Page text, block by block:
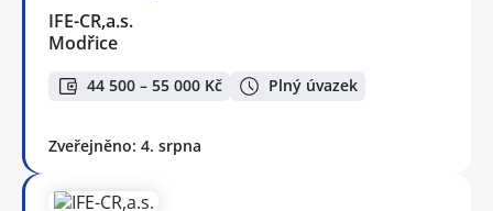
IFE-CR,a.s.
Modřice
44 500 – 55 000 Kč Plný úvazek
Zveřejněno: 4. srpna